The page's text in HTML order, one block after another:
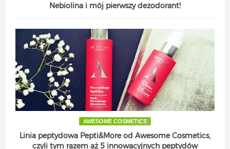
Nebiolina i mój pierwszy dezodorant!
AWESOME COSMETICS
Linia peptydowa Pepti&More od Awesome Cosmetics,
czyli tym razem aż 5 innowacyjnych peptydów